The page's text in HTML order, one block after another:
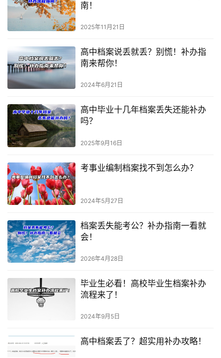
南！
2025年11月21日
高中档案说丢就丢？别慌！补办指
南来帮你！
2024年6月21日
高中毕业十几年档案丢失还能补办
吗？
2025年9月16日
考事业编制档案找不到怎么办？
2024年5月27日
档案丢失能考公？补办指南一看就
会！
2026年4月28日
毕业生必看！高校毕业生档案补办
流程来了！
2024年9月5日
高中档案丢了？超实用补办攻略！